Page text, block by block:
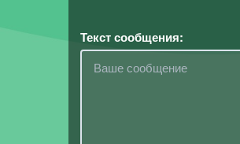
Текст сообщения: